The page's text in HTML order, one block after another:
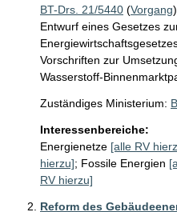
BT-Drs. 21/5440 (Vorgang)
Entwurf eines Gesetzes
Vorschriften zur
Wasserstoff-
Zuständiges Ministerium:
Interessenbereiche:
Energienetze [alle RV
hierzu]; Fossile Energien
RV hierzu]
Reform des